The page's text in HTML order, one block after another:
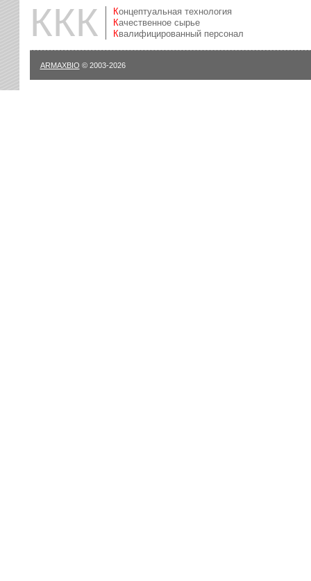
ККК
Концептуальная технология
Качественное сырье
Квалифицированный персонал
ARMAXBIO © 2003-2026